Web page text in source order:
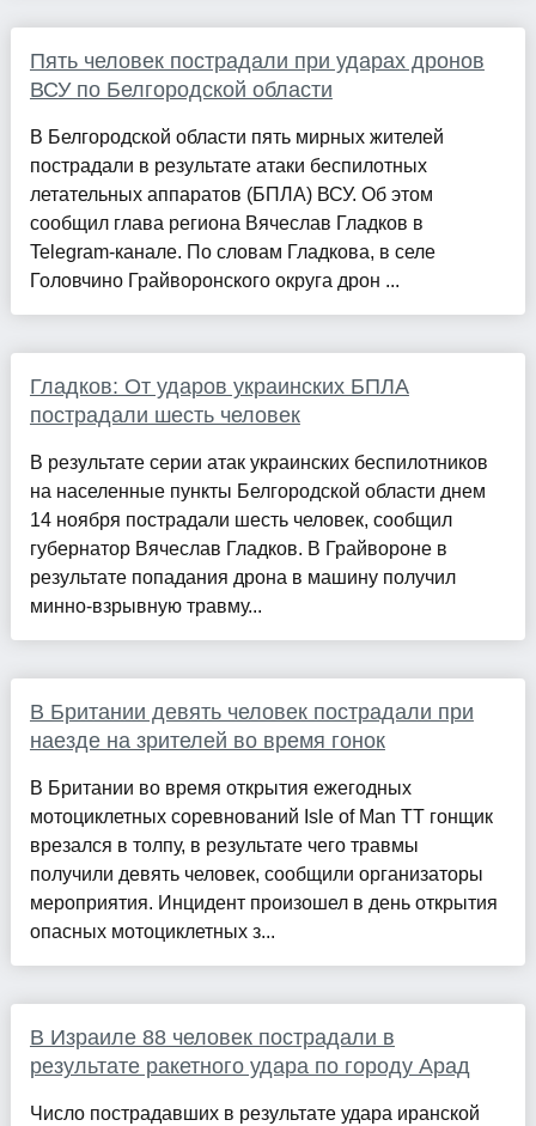
Пять человек пострадали при ударах дронов
ВСУ по Белгородской области
В Белгородской области пять мирных жителей
пострадали в результате атаки беспилотных
летательных аппаратов (БПЛА) ВСУ. Об этом
сообщил глава региона Вячеслав Гладков в
Telegram-канале. По словам Гладкова, в селе
Головчино Грайворонского округа дрон ...
Гладков: От ударов украинских БПЛА
пострадали шесть человек
В результате серии атак украинских беспилотников
на населенные пункты Белгородской области днем
14 ноября пострадали шесть человек, сообщил
губернатор Вячеслав Гладков. В Грайвороне в
результате попадания дрона в машину получил
минно-взрывную травму...
В Британии девять человек пострадали при
наезде на зрителей во время гонок
В Британии во время открытия ежегодных
мотоциклетных соревнований Isle of Man TT гонщик
врезался в толпу, в результате чего травмы
получили девять человек, сообщили организаторы
мероприятия. Инцидент произошел в день открытия
опасных мотоциклетных з...
В Израиле 88 человек пострадали в
результате ракетного удара по городу Арад
Число пострадавших в результате удара иранской